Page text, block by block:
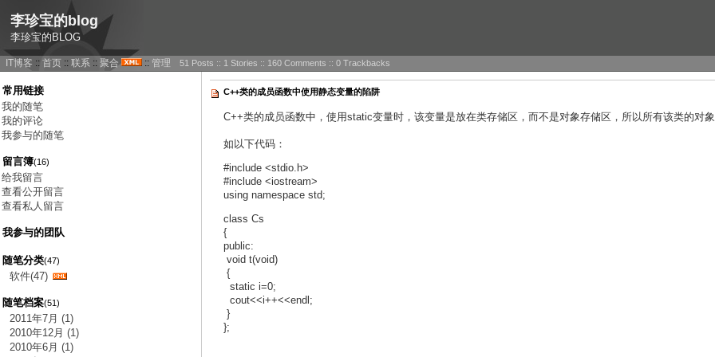
李珍宝的blog
李珍宝的BLOG
IT博客 :: 首页 :: 联系 :: 聚合 :: 管理 51 Posts :: 1 Stories :: 160 Comments :: 0 Trackbacks
常用链接
我的随笔
我的评论
我参与的随笔
留言簿(16)
给我留言
查看公开留言
查看私人留言
我参与的团队
随笔分类(47)
软件(47)
随笔档案(51)
2011年7月 (1)
2010年12月 (1)
2010年6月 (1)
C++类的成员函数中使用静态变量的陷阱
C++类的成员函数中，使用static变量时，该变量是放在类存储区，而不是对象存储区，所以所有该类的对象
如以下代码：
#include <stdio.h>
#include <iostream>
using namespace std;
class Cs
{
public:
void t(void)
{
static i=0;
cout<<i++<<endl;
}
};